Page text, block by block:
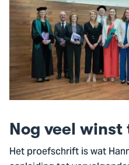
Nog veel
Het proefschrift is wat